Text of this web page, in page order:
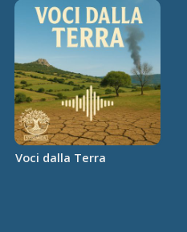
Voci dalla Terra